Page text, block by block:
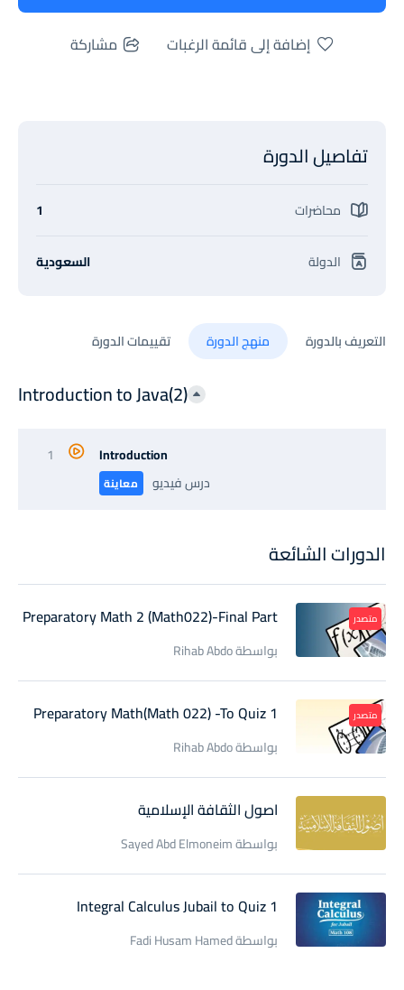
التعريف بالدورة منهج الدورة تقييمات الدورة
Introduction to Java(2)
1 Introduction
معاينة درس فيديو
إضافة إلى قائمة الرغبات مشاركة
تفاصيل الدورة
محاضرات 1
الدولة السعودية
الدورات الشائعة
متصدر Preparatory Math 2 (Math022)-Final Part
بواسطة Rihab Abdo
متصدر Preparatory Math(Math 022) -To Quiz 1
بواسطة Rihab Abdo
اصول الثقافة الإسلامية
بواسطة Sayed Abd Elmoneim
Integral Calculus Jubail to Quiz 1
بواسطة Fadi Husam Hamed